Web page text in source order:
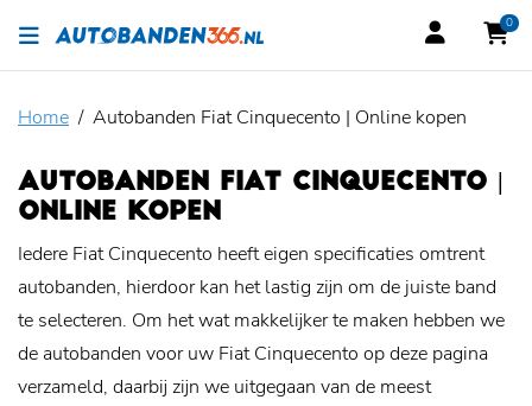
0
Home Autobanden Fiat Cinquecento | Online kopen
AUTOBANDEN FIAT CINQUECENTO |
ONLINE KOPEN
Iedere Fiat Cinquecento heeft eigen specificaties omtrent
autobanden, hierdoor kan het lastig zijn om de juiste band
te selecteren. Om het wat makkelijker te maken hebben we
de autobanden voor uw Fiat Cinquecento op deze pagina
verzameld, daarbij zijn we uitgegaan van de meest